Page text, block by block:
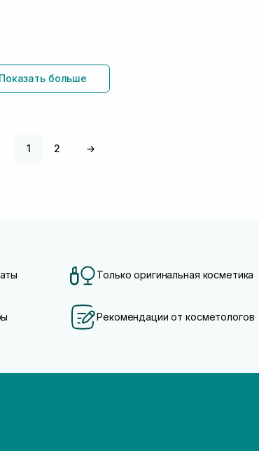
Показать больше
1 2 →
Только оригинальная косметика
Рекомендации от косметологов